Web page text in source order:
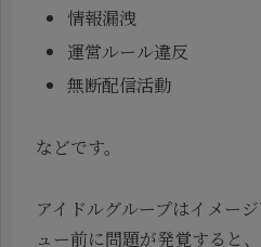
情報漏洩
運営ルール違反
無断配信活動
などです。
アイドルグループはイメー
ュー前に問題が発覚すると